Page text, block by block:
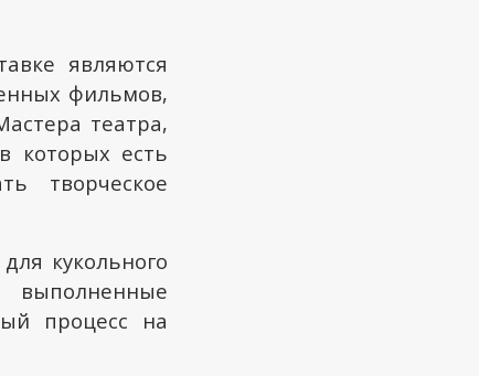
являются
фильмов,
театра,
которых есть
творческое
кукольного
выполненные
процесс на